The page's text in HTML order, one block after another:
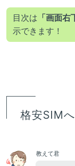
目次は 「画面右
示できます！
格安SIM
教えて君